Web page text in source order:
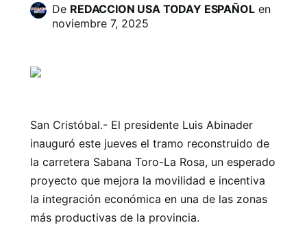
De REDACCION USA TODAY ESPAÑOLen
noviembre 7, 2025
San Cristóbal.- El presidente Luis Abinader
inauguró este jueves el tramo reconstruido de
la carretera Sabana Toro-La Rosa, un esperado
proyecto que mejora la movilidad e incentiva
la integración económica en una de las zonas
más productivas de la provincia.